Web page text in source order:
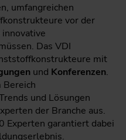
umfangreichen
vor der
Das VDI
mit
und Konferenzen.
und Lösungen
der Branche aus.
Experten garantiert dabei